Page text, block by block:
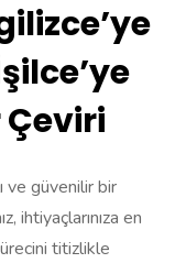
Çeviri
ve güvenilir bir
ihtiyaçlarınıza en
titizlikle